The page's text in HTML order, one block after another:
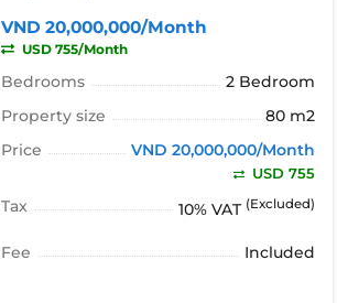
VND 20,000,000/Month
USD 755/Month
Bedrooms
2 Bedroom
Property size
80 m2
Price
VND 20,000,000/Month
USD 755
Tax 10% VAT (Excluded)
Fee Included